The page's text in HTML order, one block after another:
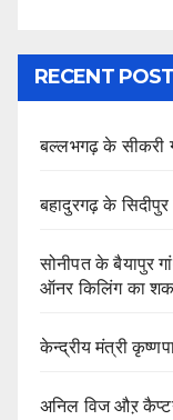
RECENT
बल्लभगढ़ के सीकरी
बहादुरगढ़ के
सोनीपत के बैयापुर
ऑनर किलिंग का
केन्द्रीय मंत्री
अनिल विज औऱ